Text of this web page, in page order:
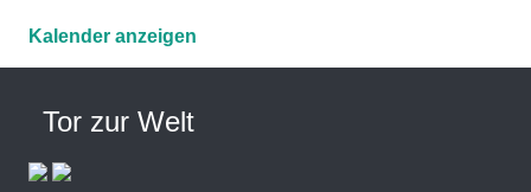
Tor zur Welt
Kalender anzeigen